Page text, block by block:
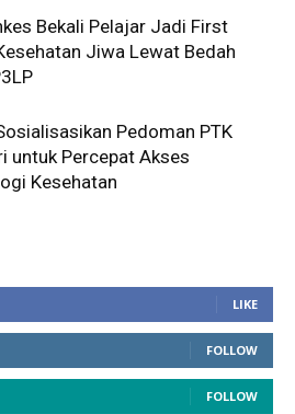
Bekali Pelajar Jadi First
Jiwa Lewat Bedah
Pedoman PTK
untuk Percepat Akses
Kesehatan
LIKE
FOLLOW
FOLLOW